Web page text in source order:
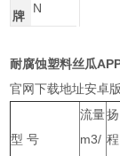
牌
N
耐腐蚀塑料丝瓜
官网下载地址安卓版
型 号
流量
m3/
扬
程